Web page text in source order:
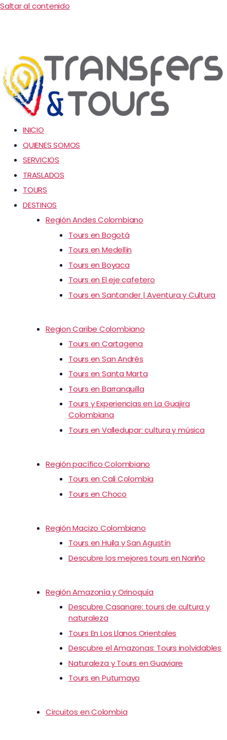
Saltar al contenido
INICIO
QUIENES SOMOS
SERVICIOS
TRASLADOS
TOURS
DESTINOS
Región Andes Colombiano
Tours en Bogotá
Tours en Medellín
Tours en Boyaca
Tours en El eje cafetero
Tours en Santander | Aventura y Cultura
Region Caribe Colombiano
Tours en Cartagena
Tours en San Andrés
Tours en Santa Marta
Tours en Barranquilla
Tours y Experiencias en La Guajira
Colombiana
Tours en Valledupar: cultura y música
Región pacífico Colombiano
Tours en Cali Colombia
Tours en Choco
Región Macizo Colombiano
Tours en Huila y San Agustín
Descubre los mejores tours en Nariño
Región Amazonía y Orinoquía
Descubre Casanare: tours de cultura y
naturaleza
Tours En Los Llanos Orientales
Descubre el Amazonas: Tours inolvidables
Naturaleza y Tours en Guaviare
Tours en Putumayo
Circuitos en Colombia